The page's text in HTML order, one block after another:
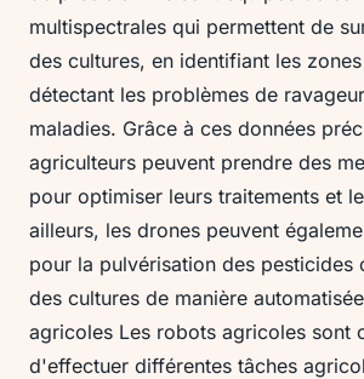
multispectrales qui permettent de
des cultures, en identifiant les
détectant les problèmes de
maladies. Grâce à ces données
agriculteurs peuvent prendre des
pour optimiser leurs traitements et
ailleurs, les drones peuvent
pour la pulvérisation des pesticides
des cultures de manière
agricoles Les robots agricoles sont
d'effectuer différentes tâches